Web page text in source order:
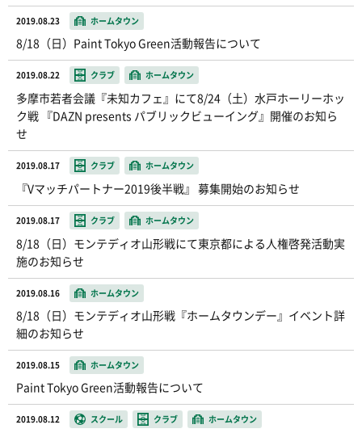
2019.08.23 ホームタウン
8/18（日）Paint Tokyo Green活動報告について
2019.08.22 クラブ ホームタウン
多摩市若者会議『未知カフェ』にて8/24（土）水戸ホーリーホッ
ク戦 『DAZN presents パブリックビューイング』開催のお知ら
せ
2019.08.17 クラブ ホームタウン
『Vマッチパートナー2019後半戦』 募集開始のお知らせ
2019.08.17 クラブ ホームタウン
8/18（日）モンテディオ山形戦にて東京都による人権啓発活動実
施のお知らせ
2019.08.16 ホームタウン
8/18（日）モンテディオ山形戦『ホームタウンデー』イベント詳
細のお知らせ
2019.08.15 ホームタウン
Paint Tokyo Green活動報告について
2019.08.12 スクール クラブ ホームタウン